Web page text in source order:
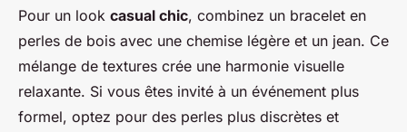
Pour un look casual chic, combinez un bracelet en
perles de bois avec une chemise légère et un jean. Ce
mélange de textures crée une harmonie visuelle
relaxante. Si vous êtes invité à un événement plus
formel, optez pour des perles plus discrètes et